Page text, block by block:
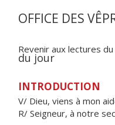
OFFICE DES
Revenir aux lectures du
du jour
INTRODUCTION
V/ Dieu, viens à mon
R/ Seigneur, à notre